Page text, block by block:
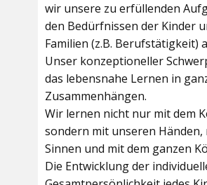
wir unsere zu erfüllenden
den Bedürfnissen der Kinder
Familien (z.B. Berufstätigkeit)
Unser konzeptioneller
das lebensnahe Lernen in
Zusammenhängen.
Wir lernen nicht nur mit dem
sondern mit unseren Händen,
Sinnen und mit dem ganzen
Die Entwicklung der